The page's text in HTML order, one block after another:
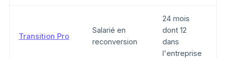
Transition Pro
Salarié en
reconversion
24 mois
dont 12
dans
l'entreprise